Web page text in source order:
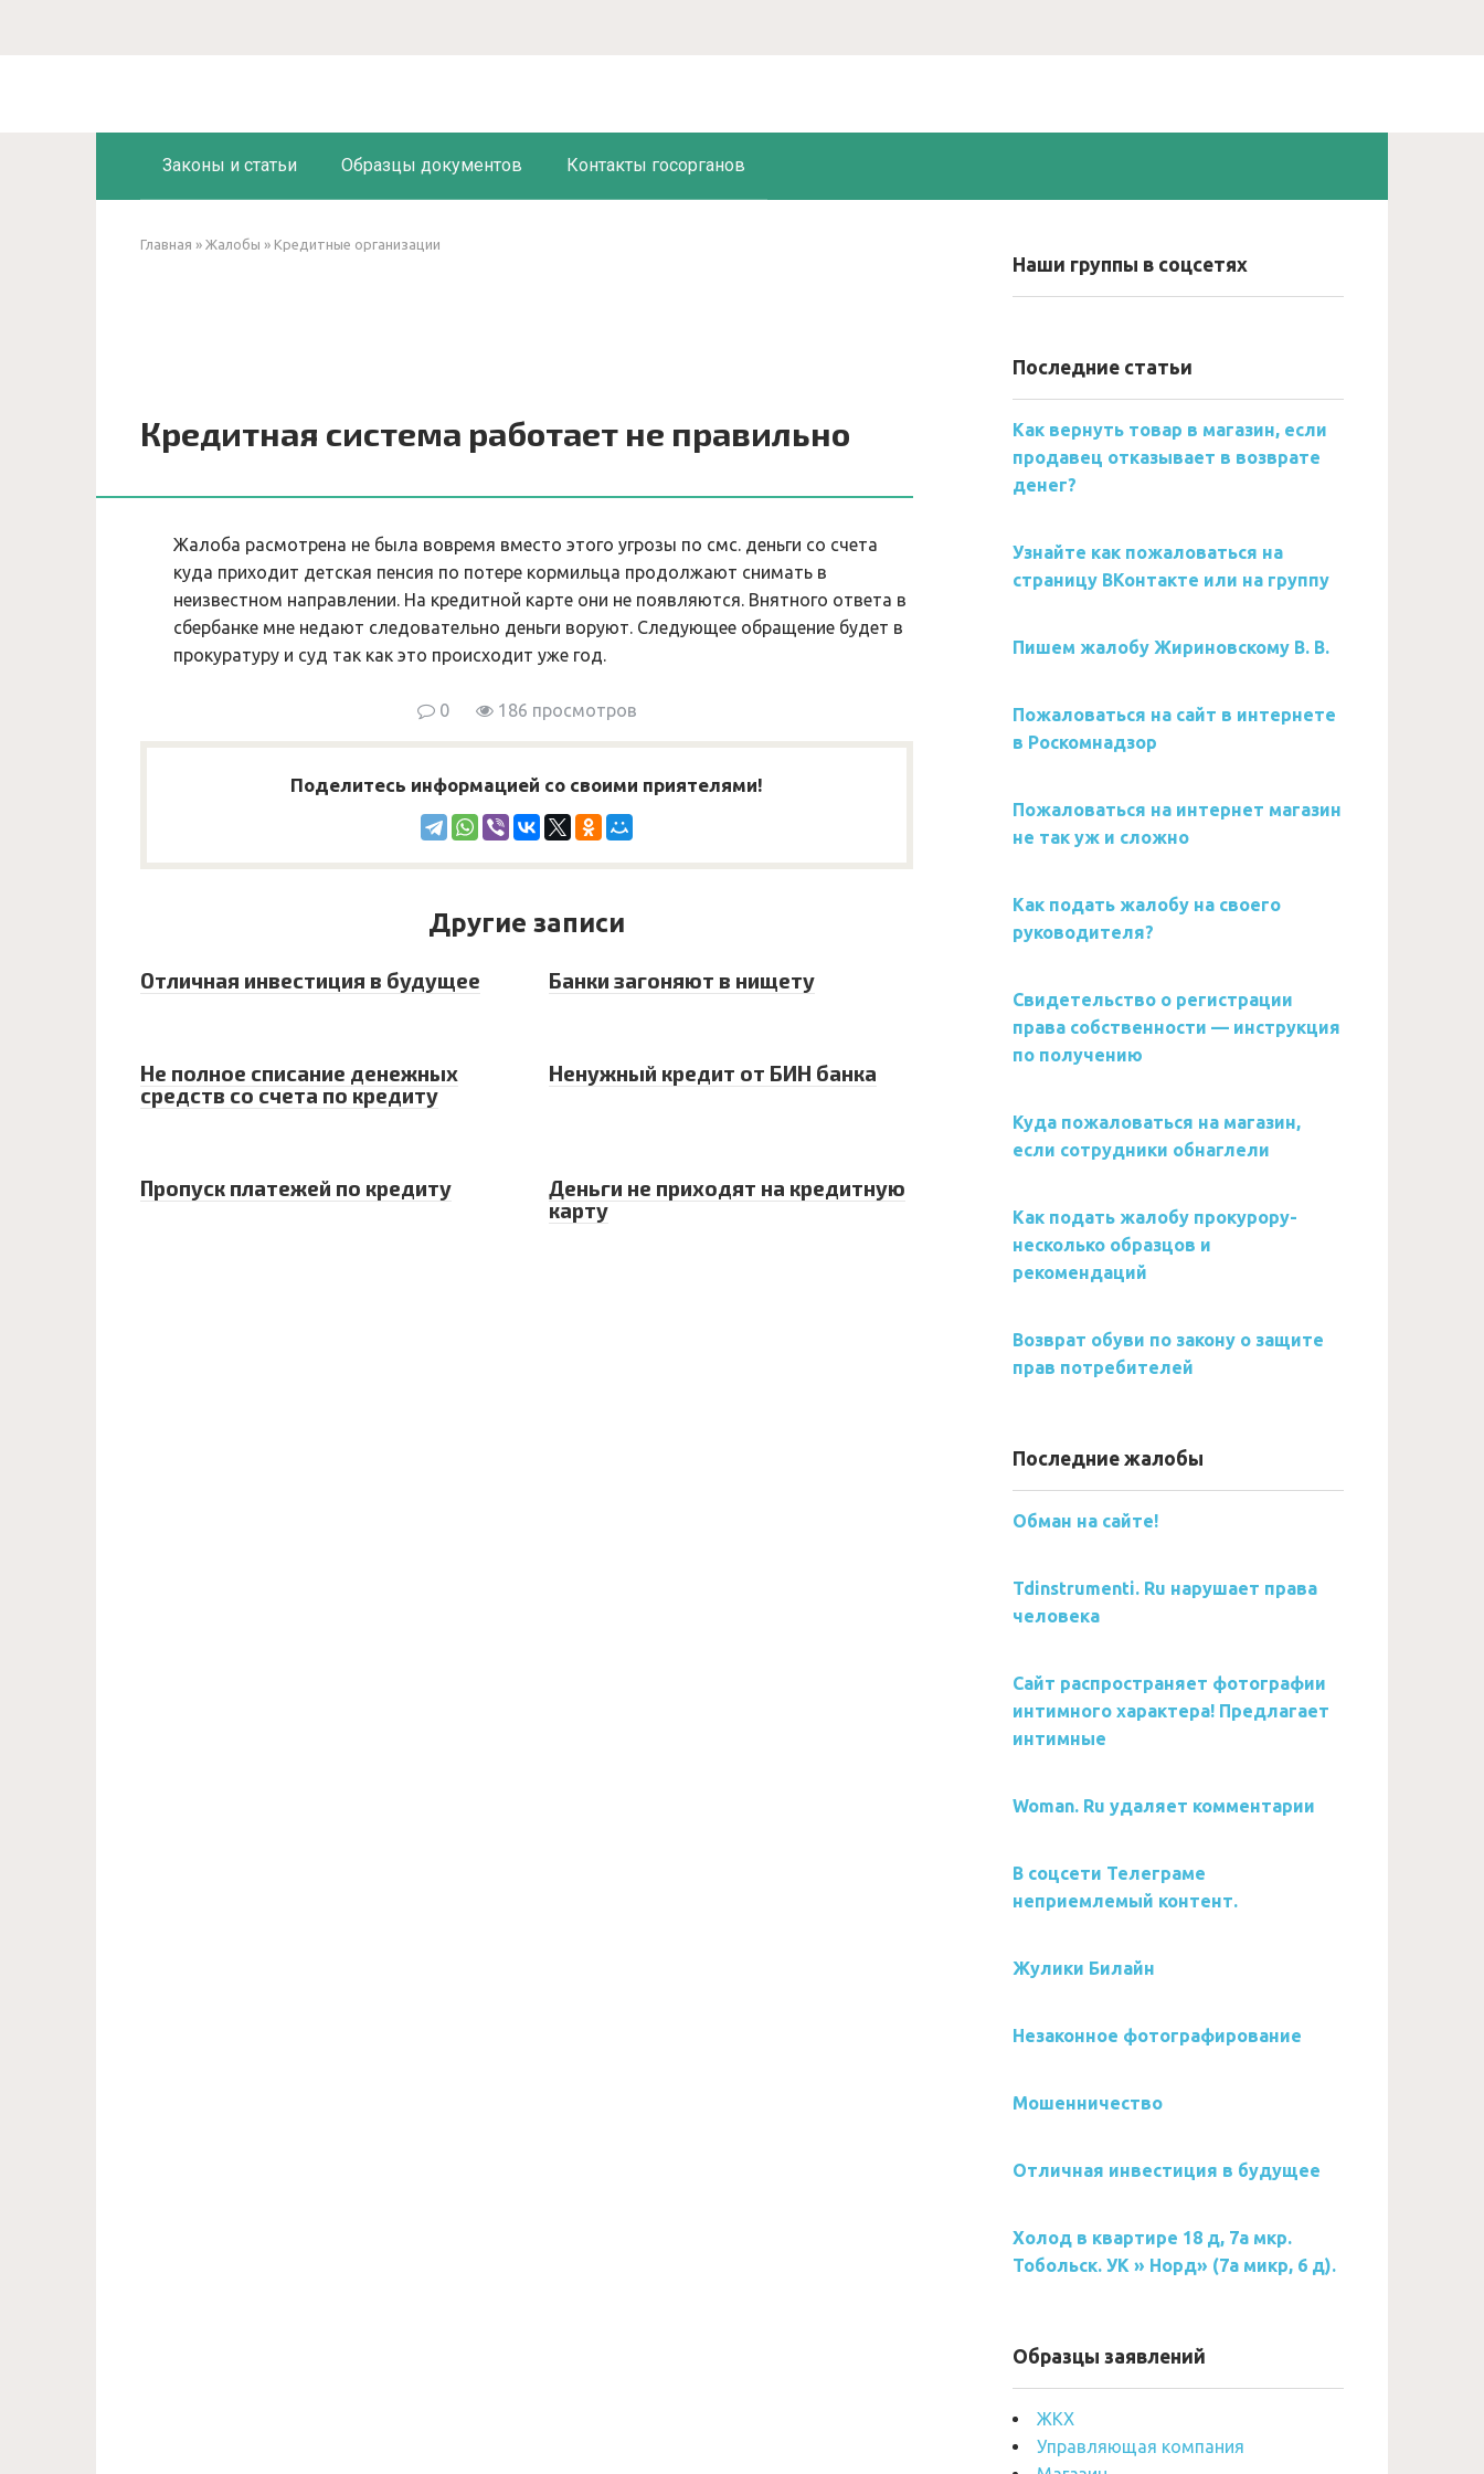
Законы и статьи Образцы документов Контакты госорганов
Главная » Жалобы » Кредитные организации
Кредитная система работает не правильно
Жалоба расмотрена не была вовремя вместо этого угрозы по смс. деньги со счета
куда приходит детская пенсия по потере кормильца продолжают снимать в
неизвестном направлении. На кредитной карте они не появляются. Внятного ответа в
сбербанке мне недают следовательно деньги воруют. Следующее обращение будет в
прокуратуру и суд так как это происходит уже год.
0 186 просмотров
Поделитесь информацией со своими приятелями!
Другие записи
Отличная инвестиция в будущее Банки загоняют в нищету
Не полное списание денежных
средств со счета по кредиту
Ненужный кредит от БИН банка
Пропуск платежей по кредиту
Деньги не приходят на кредитную
карту
Наши группы в соцсетях
Последние статьи
Как вернуть товар в магазин, если
продавец отказывает в возврате
денег?
Узнайте как пожаловаться на
страницу ВКонтакте или на группу
Пишем жалобу Жириновскому В. В.
Пожаловаться на сайт в интернете
в Роскомнадзор
Пожаловаться на интернет магазин
не так уж и сложно
Как подать жалобу на своего
руководителя?
Свидетельство о регистрации
права собственности — инструкция
по получению
Куда пожаловаться на магазин,
если сотрудники обнаглели
Как подать жалобу прокурору-
несколько образцов и
рекомендаций
Возврат обуви по закону о защите
прав потребителей
Последние жалобы
Обман на сайте!
Tdinstrumenti. Ru нарушает права
человека
Сайт распространяет фотографии
интимного характера! Предлагает
интимные
Woman. Ru удаляет комментарии
В соцсети Телеграме
неприемлемый контент.
Жулики Билайн
Незаконное фотографирование
Мошенничество
Отличная инвестиция в будущее
Холод в квартире 18 д, 7а мкр.
Тобольск. УК » Норд» (7а микр, 6 д).
Образцы заявлений
ЖКХ
Управляющая компания